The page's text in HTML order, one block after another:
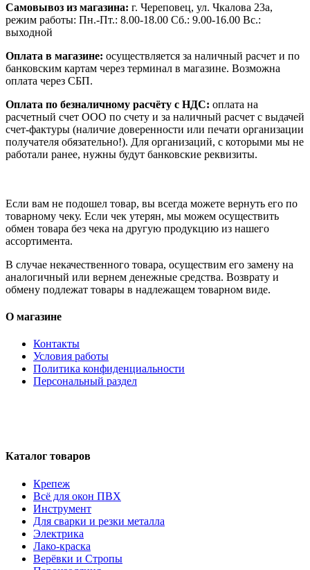
Самовывоз из магазина: г. Череповец, ул. Чкалова 23а,
режим работы: Пн.-Пт.: 8.00-18.00 Сб.: 9.00-16.00 Вс.:
выходной
Оплата в магазине: осуществляется за наличный расчет и по
банковским картам через терминал в магазине. Возможна
оплата через СБП.
Оплата по безналичному расчёту с НДС: оплата на
расчетный счет ООО по счету и за наличный расчет с выдачей
счет-фактуры (наличие доверенности или печати организации
получателя обязательно!). Для организаций, с которыми мы не
работали ранее, нужны будут банковские реквизиты.
Если вам не подошел товар, вы всегда можете вернуть его по
товарному чеку. Если чек утерян, мы можем осуществить
обмен товара без чека на другую продукцию из нашего
ассортимента.
В случае некачественного товара, осуществим его замену на
аналогичный или вернем денежные средства. Возврату и
обмену подлежат товары в надлежащем товарном виде.
О магазине
Контакты
Условия работы
Политика конфиденциальности
Персональный раздел
Каталог товаров
Крепеж
Всё для окон ПВХ
Инструмент
Для сварки и резки металла
Электрика
Лако-краска
Верёвки и Стропы